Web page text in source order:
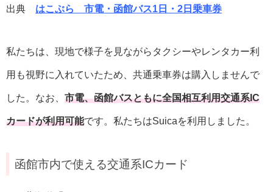
出典 はこぶら 市電・函館バス1日・2日乗車券
私たちは、現地で様子を見ながらタクシーやレンタカー利
用も視野に入れていたため、共通乗車券は購入しませんで
した。なお、 市電、函館バスともに全国相互利用交通系IC
カードが利用可能です。私たちはSuicaを利用しました。
函館市内で使える交通系ICカード